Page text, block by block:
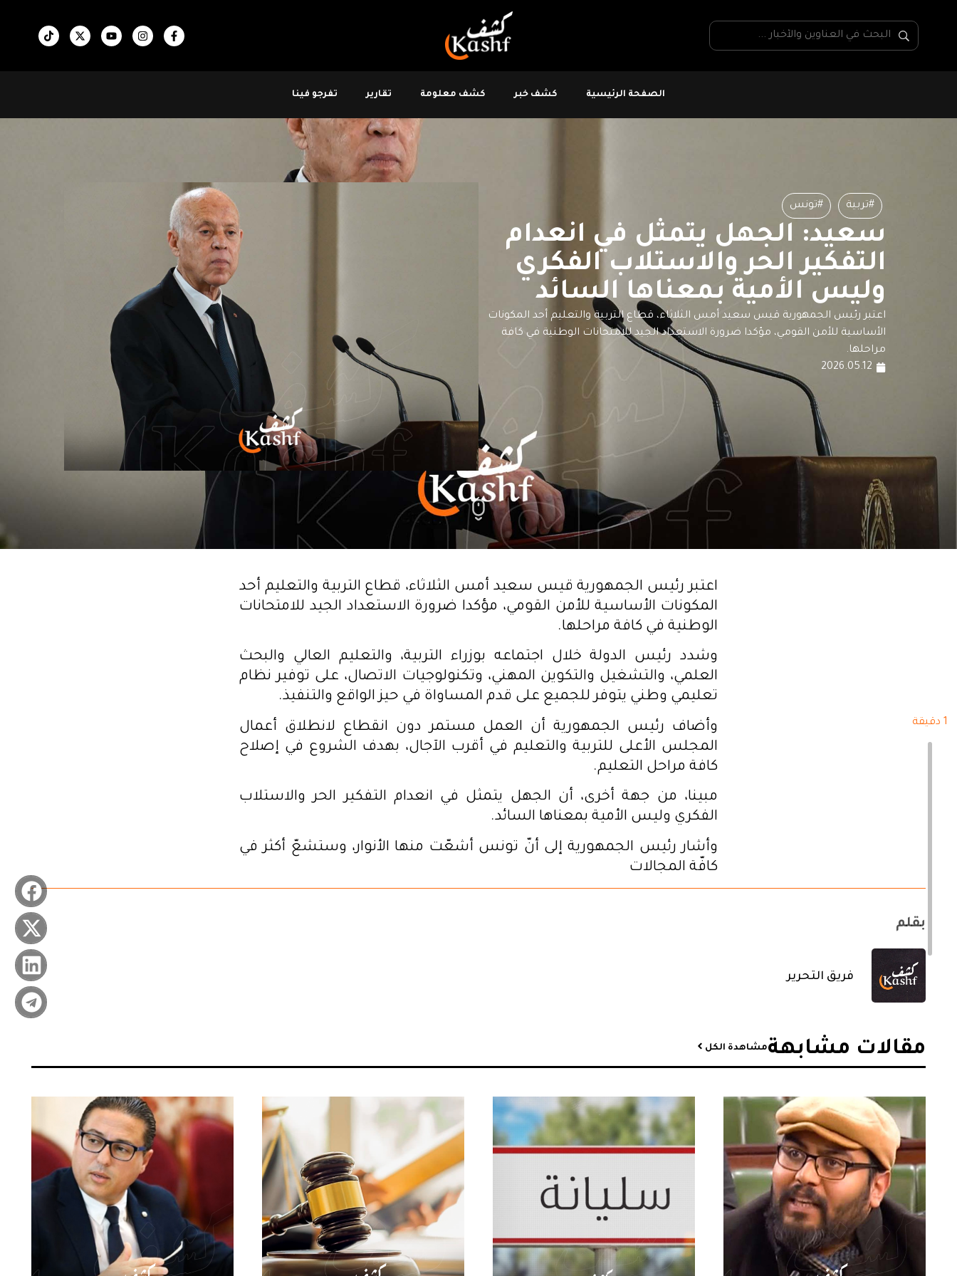
الصفحة الرئيسية كشف خبر كشف معلومة تقارير تفرجو فينا
#تربية #تونس
سعيد: الجهل يتمثل في انعدام
التفكير الحر والاستلاب الفكري
وليس الأمية بمعناها السائد
اعتبر رئيس الجمهورية قيس سعيد أمس الثلاثاء، قطاع التربية والتعليم أحد المكونات
الأساسية للأمن القومي، مؤكدا ضرورة الاستعداد الجيد للامتحانات الوطنية في كافة
مراحلها.
2026.05.12
1 دقيقة
اعتبر رئيس الجمهورية قيس سعيد أمس الثلاثاء، قطاع التربية والتعليم أحد
المكونات الأساسية للأمن القومي، مؤكدا ضرورة الاستعداد الجيد للامتحانات
الوطنية في كافة مراحلها.
وشدد رئيس الدولة خلال اجتماعه بوزراء التربية، والتعليم العالي والبحث
العلمي، والتشغيل والتكوين المهني، وتكنولوجيات الاتصال، على توفير نظام
تعليمي وطني يتوفر للجميع على قدم المساواة في حيز الواقع والتنفيذ.
وأضاف رئيس الجمهورية أن العمل مستمر دون انقطاع لانطلاق أعمال
المجلس الأعلى للتربية والتعليم في أقرب الآجال، بهدف الشروع في إصلاح
كافة مراحل التعليم.
مبينا، من جهة أخرى، أن الجهل يتمثل في انعدام التفكير الحر والاستلاب
الفكري وليس الأمية بمعناها السائد.
وأشار رئيس الجمهورية إلى أنّ تونس أشعّت منها الأنوار، وستشعّ أكثر في
كافّة المجالات
بقلم
فريق التحرير
مقالات مشابهة​مشاهدة الكل